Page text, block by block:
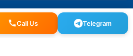
Call Us Telegram